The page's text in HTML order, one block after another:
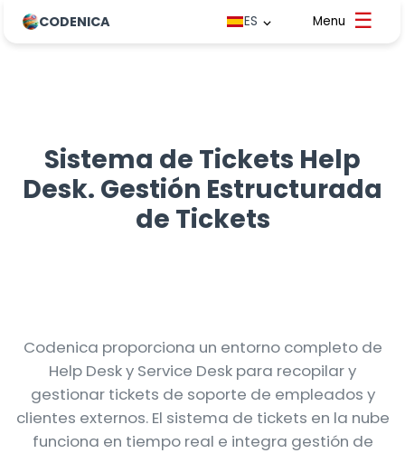
CODENICA ES
Sistema de Tickets Help
Desk. Gestión Estructurada
de Tickets
Codenica proporciona un entorno completo de
Help Desk y Service Desk para recopilar y
gestionar tickets de soporte de empleados y
clientes externos. El sistema de tickets en la nube
funciona en tiempo real e integra gestión de